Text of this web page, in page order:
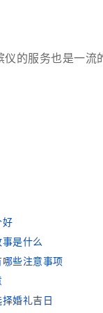
的服务也是一流
好
是什么
些注意事项
婚礼吉日